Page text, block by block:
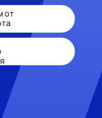
от